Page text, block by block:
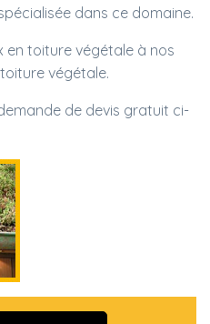
dans ce domaine.
en toiture végétale à nos
végétale.
de devis gratuit ci-